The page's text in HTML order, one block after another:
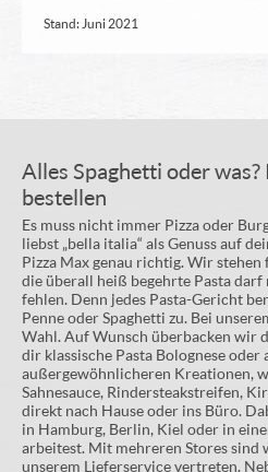
Stand: Juni 2021
Alles Spaghetti oder
bestellen
Es muss nicht immer Pizza oder
liebst „bella italia“ als Genuss auf
Pizza Max genau richtig. Wir
die überall heiß begehrte Pasta
fehlen. Denn jedes Pasta-Gericht
Penne oder Spaghetti zu. Bei
Wahl. Auf Wunsch überbacken wir
dir klassische Pasta Bolognese oder
außergewöhnlicheren Kreationen,
Sahnesauce, Rindersteakstreifen,
direkt nach Hause oder ins Büro.
in Hamburg, Berlin, Kiel oder in
arbeitest. Mit mehreren Stores
unserem Lieferservice vertreten.